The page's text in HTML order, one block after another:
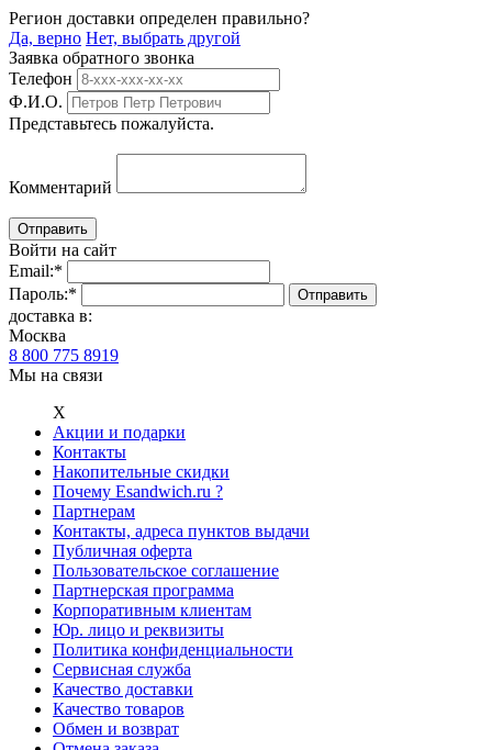
Регион доставки определен правильно?
Да, верно Нет, выбрать другой
Заявка обратного звонка
Телефон
Ф.И.О.
Представьтесь пожалуйста.
Комментарий
Войти на сайт
Email:*
Пароль:*
доставка в:
Москва
8 800 775 8919
Мы на связи
Х
Акции и подарки
Контакты
Накопительные скидки
Почему Esandwich.ru ?
Партнерам
Контакты, адреса пунктов выдачи
Публичная оферта
Пользовательское соглашение
Партнерская программа
Корпоративным клиентам
Юр. лицо и реквизиты
Политика конфиденциальности
Сервисная служба
Качество доставки
Качество товаров
Обмен и возврат